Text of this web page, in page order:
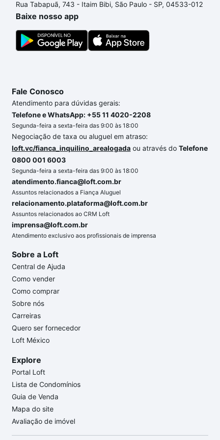
o imóvel dos seus sonhos com segurança e
conforto. Loft, com você até as chaves.
Rua Tabapuã, 743 - Itaim Bibi, São Paulo - SP, 04533-012
Baixe nosso app
Fale Conosco
Atendimento para dúvidas gerais:
Telefone e WhatsApp: +55 11 4020-2208
Segunda-feira a sexta-feira das 9:00 às 18:00
Negociação de taxa ou aluguel em atraso:
loft.vc/fianca_inquilino_arealogada ou através do Telefone
0800 001 6003
Segunda-feira a sexta-feira das 9:00 às 18:00
atendimento.fianca@loft.com.br
Assuntos relacionados a Fiança Aluguel
relacionamento.plataforma@loft.com.br
Assuntos relacionados ao CRM Loft
imprensa@loft.com.br
Atendimento exclusivo aos profissionais de imprensa
Sobre a Loft
Central de Ajuda
Como vender
Como comprar
Sobre nós
Carreiras
Quero ser fornecedor
Loft México
Explore
Portal Loft
Lista de Condomínios
Guia de Venda
Mapa do site
Avaliação de imóvel